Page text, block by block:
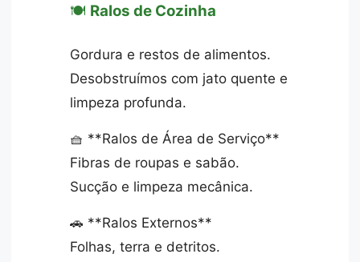
🍽️ Ralos de Cozinha
Gordura e restos de alimentos.
Desobstruímos com jato quente e
limpeza profunda.
🧺 **Ralos de Área de Serviço**
Fibras de roupas e sabão.
Sucção e limpeza mecânica.
🚗 **Ralos Externos**
Folhas, terra e detritos.